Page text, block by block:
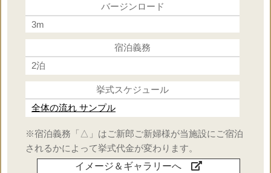
牧師or司祭or司式者 ×
バージンロード
3m
宿泊義務
2泊
挙式スケジュール
全体の流れ サンプル
※宿泊義務「△」はご新郎ご新婦様が当施設にご宿泊
されるかによって挙式代金が変わります。
イメージ＆ギャラリーへ